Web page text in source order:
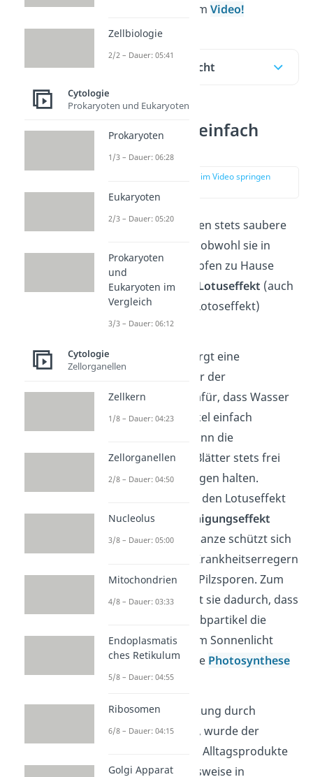
hier und in unseremVideo!
Inhaltsübersicht
Lotuseffekt einfach
erklärt
zur Stelle im Video springen
Lotuspflanzen haben stets saubere
Blätter — und das obwohl sie in
schlammigen Sümpfen zu Hause
sind. Dafür ist der
Lotuseffekt (auch
Lotus-Effekt oder Lotoseffekt)
verantwortlich.
Beim Lotusblatt sorgt eine
besondere Struktur der
Blattoberfläche
dafür, dass Wasser
und Schmutzpartikel einfach
abperlen. Damit kann die
Lotuspflanze ihre Blätter stets frei
von Verunreinigungen halten.
Deshalb kannst du den Lotuseffekt
auch alsSelbstreinigungseffekt
bezeichnen. Die Pflanze schützt sich
so zum einen vor Krankheitserregern
wie Bakterien und Pilzsporen. Zum
anderen verhindert sie dadurch, dass
Schmutz- und Staubpartikel die
Blattoberfläche vom Sonnenlicht
abschirmen und die Photosynthese
behindern.
Seit seiner Entdeckung durch
Wilhelm Barthlott , wurde der
Lotuseffekt in viele Alltagsprodukte
integriert, beispielsweise in
Zellbiologie
2/2 – Dauer: 05:41
Cytologie
Prokaryoten und Eukaryoten
Prokaryoten
1/3 – Dauer: 06:28
Eukaryoten
2/3 – Dauer: 05:20
Prokaryoten
und
Eukaryoten im
Vergleich
3/3 – Dauer: 06:12
Cytologie
Zellorganellen
Zellkern
1/8 – Dauer: 04:23
Zellorganellen
2/8 – Dauer: 04:50
Nucleolus
3/8 – Dauer: 05:00
Mitochondrien
4/8 – Dauer: 03:33
Endoplasmatis
ches Retikulum
5/8 – Dauer: 04:55
Ribosomen
6/8 – Dauer: 04:15
Golgi Apparat